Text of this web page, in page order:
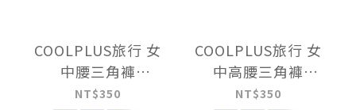
COOLPLUS旅行 女
中腰三角褲
UE0340A
NT$350
COOLPLUS旅行 女
中高腰三角褲
UE0346
NT$350